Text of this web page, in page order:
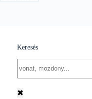
Keresés
results
✖